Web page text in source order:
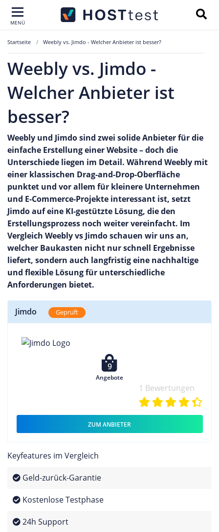
MENÜ
Startseite Weebly vs. Jimdo - Welcher Anbieter ist besser?
Weebly vs. Jimdo -
Welcher Anbieter ist
besser?
Weebly und Jimdo sind zwei solide Anbieter für die
einfache Erstellung einer Website – doch die
Unterschiede liegen im Detail. Während Weebly mit
einer klassischen Drag-and-Drop-Oberfläche
punktet und vor allem für kleinere Unternehmen
und E-Commerce-Projekte interessant ist, setzt
Jimdo auf eine KI-gestützte Lösung, die den
Erstellungsprozess noch weiter vereinfacht. Im
Vergleich Weebly vs Jimdo schauen wir uns an,
welcher Baukasten nicht nur schnell Ergebnisse
liefert, sondern auch langfristig eine nachhaltige
und flexible Lösung für unterschiedliche
Anforderungen bietet.
Jimdo Geprüft
9
Angebote
1 Bewertungen
ZUM ANBIETER
Keyfeatures im Vergleich
Geld-zurück-Garantie
Kostenlose Testphase
24h Support